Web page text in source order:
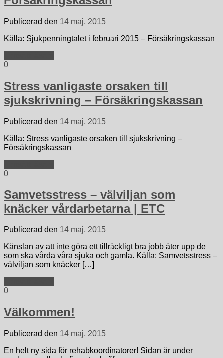
Publicerad den 14 maj, 2015
Källa: Sjukpenningtalet i februari 2015 – Försäkringskassan
0
Stress vanligaste orsaken till
sjukskrivning – Försäkringskassan
Publicerad den 14 maj, 2015
Källa: Stress vanligaste orsaken till sjukskrivning –
Försäkringskassan
0
Samvetsstress – välviljan som
knäcker vårdarbetarna | ETC
Publicerad den 14 maj, 2015
Känslan av att inte göra ett tillräckligt bra jobb äter upp de
som ska vårda våra sjuka och gamla. Källa: Samvetsstress –
välviljan som knäcker […]
0
Välkommen!
Publicerad den 14 maj, 2015
En helt ny sida för rehabkoordinatorer! Sidan är under